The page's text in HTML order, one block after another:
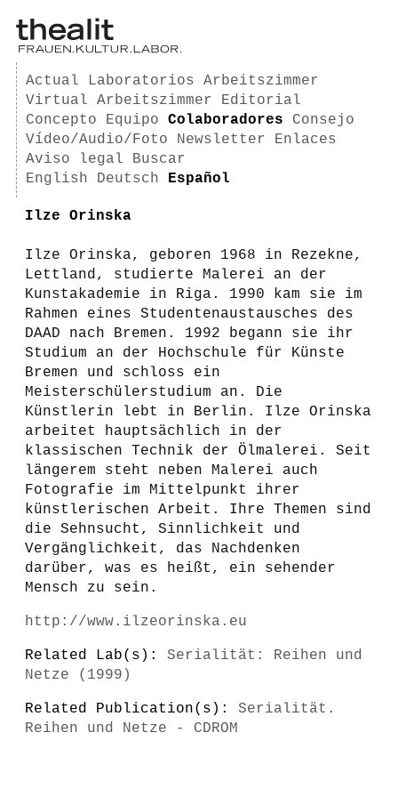
Actual Laboratorios
Arbeitszimmer
Virtual Arbeitszimmer
Editorial
Concepto
Equipo Colaboradores
Consejo
Vídeo/Audio/Foto
Newsletter
Enlaces
Aviso legal
Buscar
English
Deutsch Español
Ilze Orinska
Ilze Orinska, geboren 1968 in Rezekne,
Lettland, studierte Malerei an der
Kunstakademie in Riga. 1990 kam sie im
Rahmen eines Studentenaustausches des
DAAD nach Bremen. 1992 begann sie ihr
Studium an der Hochschule für Künste
Bremen und schloss ein
Meisterschülerstudium an. Die
Künstlerin lebt in Berlin. Ilze Orinska
arbeitet hauptsächlich in der
klassischen Technik der Ölmalerei. Seit
längerem steht neben Malerei auch
Fotografie im Mittelpunkt ihrer
künstlerischen Arbeit. Ihre Themen sind
die Sehnsucht, Sinnlichkeit und
Vergänglichkeit, das Nachdenken
darüber, was es heißt, ein sehender
Mensch zu sein.
http://www.ilzeorinska.eu
Related Lab(s): Serialität: Reihen und
Netze (1999)
Related Publication(s): Serialität.
Reihen und Netze - CDROM